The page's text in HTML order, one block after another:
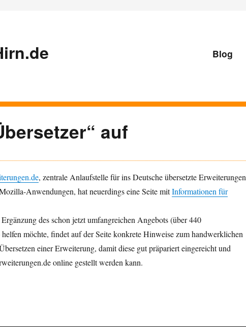
Blog
auf
, zentrale Anlaufstelle für ins Deutsche übersetzte Erweiterungen
Anwendungen, hat neuerdings eine Seite mitInformationen für
des schon jetzt umfangreichen Angebots (über 440
möchte, findet auf der Seite konkrete Hinweise zum handwerklichen
einer Erweiterung, damit diese gut präpariert eingereicht und
online gestellt werden kann.